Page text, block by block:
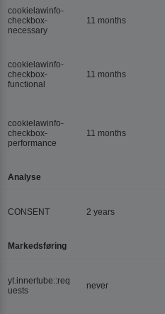
cookielawinfo-
checkbox-
necessary
11 months
cookielawinfo-
checkbox-
functional
11 months
cookielawinfo-
checkbox-
performance
11 months
Analyse
CONSENT 2 years
Markedsføring
yt.innertube::req
uests
never